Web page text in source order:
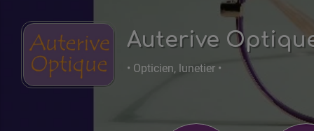
Auterive
• Opticien, lunetier •